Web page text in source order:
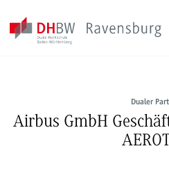
Dualer
Airbus GmbH